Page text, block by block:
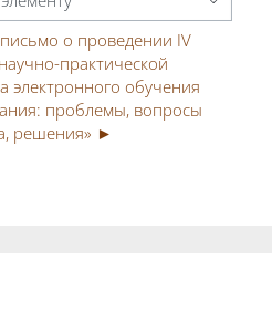
о проведении IV
практической
электронного обучения
проблемы, вопросы
решения» ►